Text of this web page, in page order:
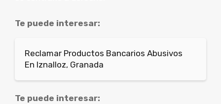
Te puede interesar:
Reclamar Productos Bancarios Abusivos
En Iznalloz, Granada
Te puede interesar: